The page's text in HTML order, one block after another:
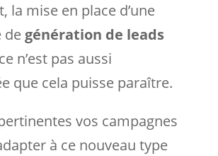
la mise en place d’une
degénération de leads
n’est pas aussi
que cela puisse paraître.
vos campagnes
à ce nouveau type